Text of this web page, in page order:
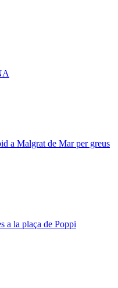
a Malgrat de Mar per greus
a la plaça de Poppi